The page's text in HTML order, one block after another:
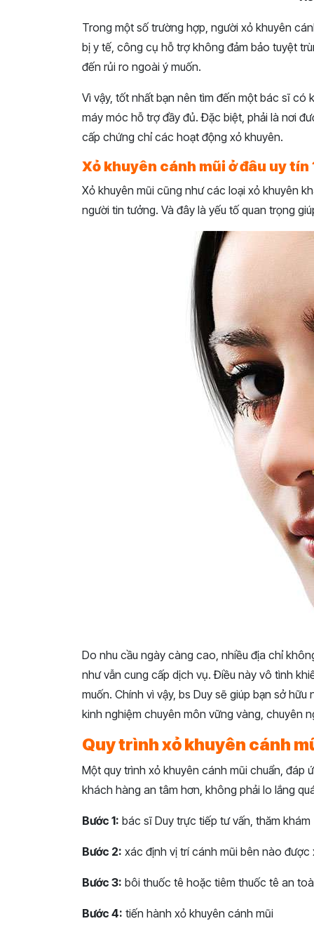
Trong một số trường hợp, người xỏ khuyên
bị y tế, công cụ hỗ trợ không đảm bảo tuyệt
đến rủi ro ngoài ý muốn.
Vì vậy, tốt nhất bạn nên tìm đến một bác sĩ
máy móc hỗ trợ đầy đủ. Đặc biệt, phải là nơi
cấp chứng chỉ các hoạt động xỏ khuyên.
Xỏ khuyên cánh mũi ở đâu uy tín
Xỏ khuyên mũi cũng như các loại xỏ khuyên
người tin tưởng. Và đây là yếu tố quan trọng
Do nhu cầu ngày càng cao, nhiều địa chỉ
như vẫn cung cấp dịch vụ. Điều này vô tình
muốn. Chính vì vậy, bs Duy sẽ giúp bạn sở hữu
kinh nghiệm chuyên môn vững vàng, chuyên
Quy trình xỏ khuyên cánh
Một quy trình xỏ khuyên cánh mũi chuẩn, đáp
khách hàng an tâm hơn, không phải lo lắng
Bước 1: bác sĩ Duy trực tiếp tư vấn, thăm khám
Bước 2: xác định vị trí cánh mũi bên nào
Bước 3: bôi thuốc tê hoặc tiêm thuốc tê an
Bước 4: tiến hành xỏ khuyên cánh mũi